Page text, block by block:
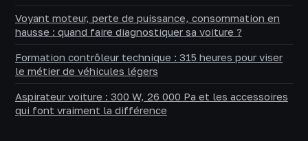
Voyant moteur, perte de puissance, consommation en
hausse : quand faire diagnostiquer sa voiture ?
Formation contrôleur technique : 315 heures pour viser
le métier de véhicules légers
Aspirateur voiture : 300 W, 26 000 Pa et les accessoires
qui font vraiment la différence